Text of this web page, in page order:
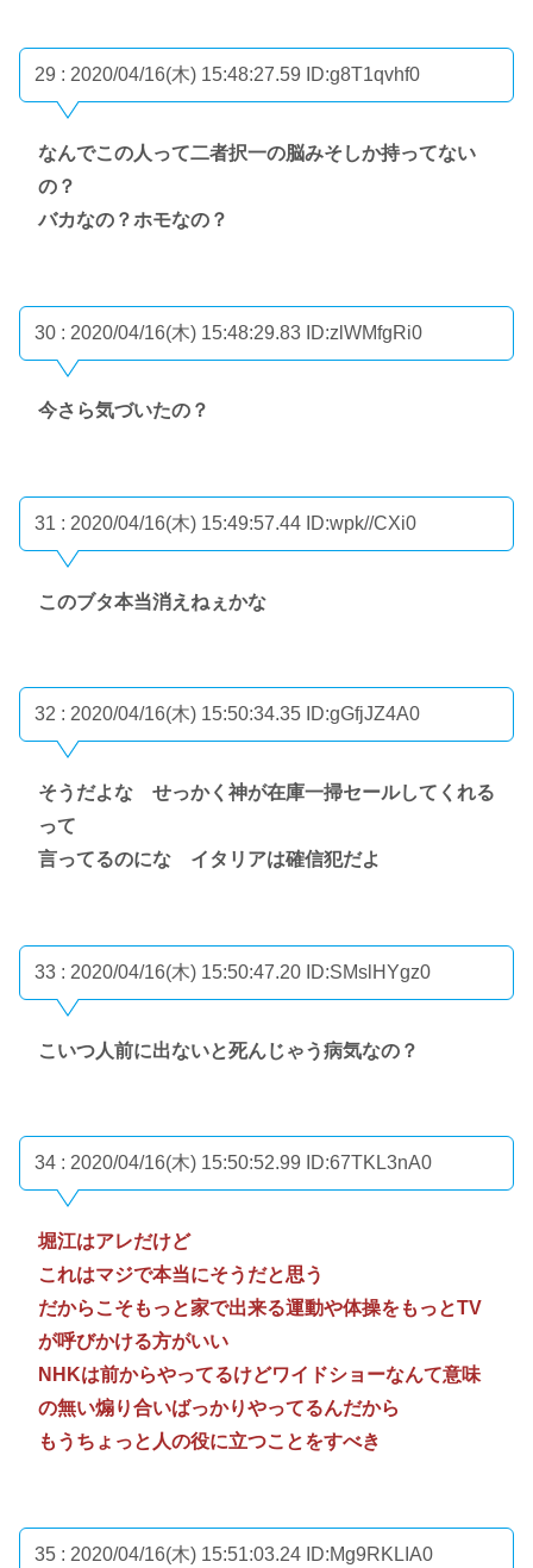
29 : 2020/04/16(木) 15:48:27.59 ID:g8T1qvhf0
なんでこの人って二者択一の脳みそしか持ってない
の？
バカなの？ホモなの？
30 : 2020/04/16(木) 15:48:29.83 ID:zlWMfgRi0
今さら気づいたの？
31 : 2020/04/16(木) 15:49:57.44 ID:wpk//CXi0
このブタ本当消えねぇかな
32 : 2020/04/16(木) 15:50:34.35 ID:gGfjJZ4A0
そうだよな せっかく神が在庫一掃セールしてくれる
って
言ってるのにな イタリアは確信犯だよ
33 : 2020/04/16(木) 15:50:47.20 ID:SMslHYgz0
こいつ人前に出ないと死んじゃう病気なの？
34 : 2020/04/16(木) 15:50:52.99 ID:67TKL3nA0
堀江はアレだけど
これはマジで本当にそうだと思う
だからこそもっと家で出来る運動や体操をもっとTV
が呼びかける方がいい
NHKは前からやってるけどワイドショーなんて意味
の無い煽り合いばっかりやってるんだから
もうちょっと人の役に立つことをすべき
35 : 2020/04/16(木) 15:51:03.24 ID:Mg9RKLIA0